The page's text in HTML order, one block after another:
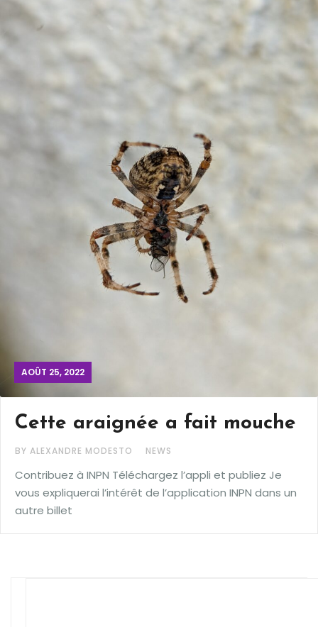
AOÛT 25, 2022
Cette araignée a fait mouche
BY ALEXANDRE MODESTO NEWS
Contribuez à INPN Téléchargez l’appli et publiez Je
vous expliquerai l’intérêt de l’application INPN dans un
autre billet